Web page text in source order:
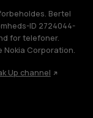
Bertel
ID 2724044-
for telefoner.
Corporation.
Up channel